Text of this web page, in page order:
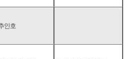
인호